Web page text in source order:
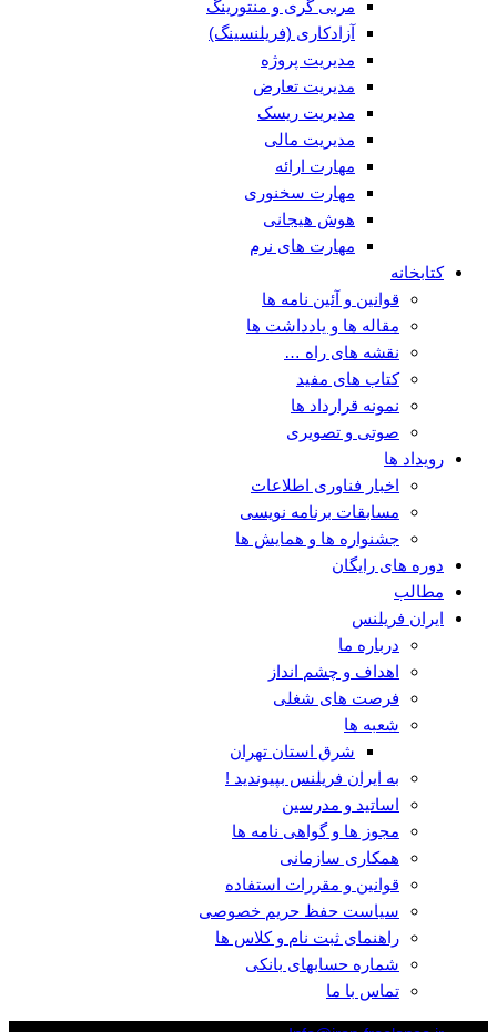
مربی گری و منتورینگ
آزادکاری (فریلنسینگ)
مدیریت پروژه
مدیریت تعارض
مدیریت ریسک
مدیریت مالی
مهارت ارائه
مهارت سخنوری
هوش هیجانی
مهارت های نرم
کتابخانه
قوانین و آئین نامه ها
مقاله ها و یادداشت ها
نقشه های راه …
کتاب های مفید
نمونه قرارداد ها
صوتی و تصویری
رویداد ها
اخبار فناوری اطلاعات
مسابقات برنامه نویسی
جشنواره ها و همایش ها
دوره های رایگان
مطالب
ایران فریلنس
درباره ما
اهداف و چشم انداز
فرصت های شغلی
شعبه ها
شرق استان تهران
به ایران فریلنس بپیوندید !
اساتید و مدرسین
مجوز ها و گواهی نامه ها
همکاری سازمانی
قوانین و مقررات استفاده
سیاست حفظ حریم خصوصی
راهنمای ثبت نام و کلاس ها
شماره حسابهای بانکی
تماس با ما